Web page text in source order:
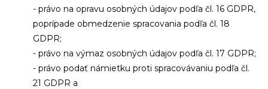
- právo na opravu osobných údajov podľa čl. 16 GDPR,
poprípade obmedzenie spracovania podľa čl. 18
GDPR;
- právo na výmaz osobných údajov podľa čl. 17 GDPR;
- právo podať námietku proti spracovávaniu podľa čl.
21 GDPR a